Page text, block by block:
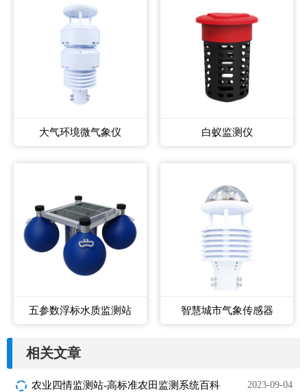
大气环境微气象仪 白蚁监测仪
五参数浮标水质监测站 智慧城市气象传感器
相关文章
农业四情监测站-高标准农田监测系统百科 2023-09-04